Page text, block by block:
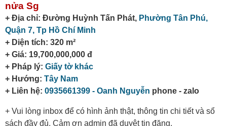
nửa Sg
+ Địa chỉ: Đường Huỳnh Tấn Phát, Phường Tân Phú,
Quận 7, Tp Hồ Chí Minh
+ Diện tích: 320 m²
+ Giá: 19,700,000,000 đ
+ Pháp lý: Giấy tờ khác
+ Hướng: Tây Nam
+ Liên hệ: 0935661399 - Oanh Nguyễn phone - zalo
+ Vui lòng inbox để có hình ảnh thật, thông tin chi tiết và sổ
sách đầy đủ. Cảm ơn admin đã duyệt tin đăng.